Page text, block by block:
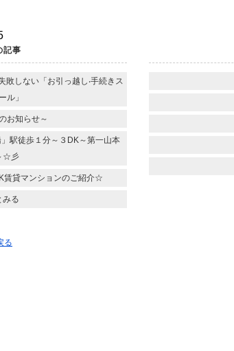
記事
敗しない「お引っ越し‧⼿続きス
ル」
お知らせ～
駅徒歩１分～３DK～第一山本
☆彡
賃貸マンションのご紹介☆
みる
る